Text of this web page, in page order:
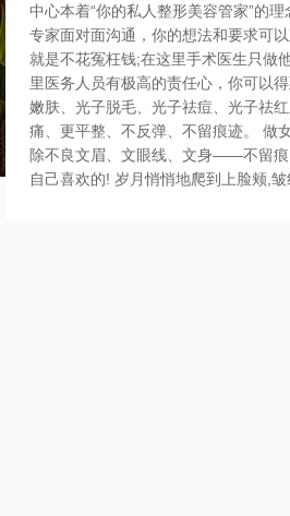
中心本着“你的私人整形美容管家”的
专家面对面沟通，你的想法和要求可
就是不花冤枉钱;在这里手术医生只做
里医务人员有极高的责任心，你可以
嫩肤、光子脱毛、光子祛痘、光子
痛、更平整、不反弹、不留痕迹。 做
除不良文眉、文眼线、文身——不留
自己喜欢的! 岁月悄悄地爬到上脸颊,